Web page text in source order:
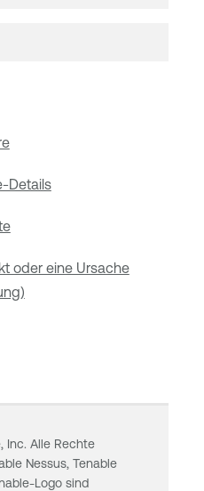
Details
oder eine Ursache
Inc. Alle Rechte
Nessus, Tenable
Logo sind